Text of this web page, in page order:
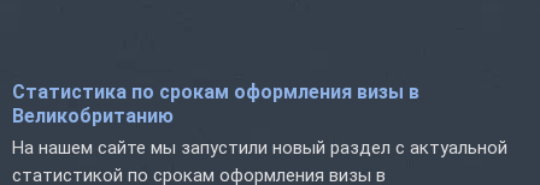
Статистика по срокам оформления визы в
Великобританию
На нашем сайте мы запустили новый раздел с актуальной
статистикой по срокам оформления визы в